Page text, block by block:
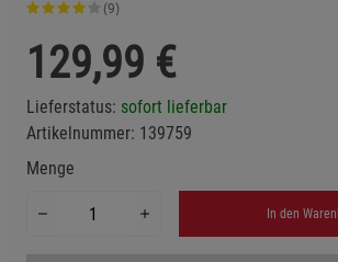
(9)
129,99 €
Lieferstatus: sofort lieferbar
Artikelnummer: 139759
Menge
In den